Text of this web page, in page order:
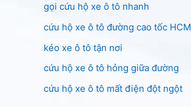
ế
m
:
gọi cứu hộ xe ô tô nhanh
cứu hộ xe ô tô đường cao tốc HCM
kéo xe ô tô tận nơi
cứu hộ xe ô tô hỏng giữa đường
cứu hộ xe ô tô mất điện đột ngột